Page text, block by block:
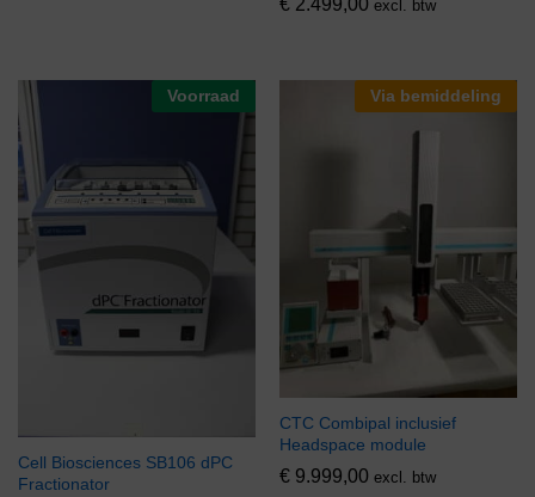
€ 2.499,00 excl. btw
Voorraad
Cell Biosciences SB106 dPC
Fractionator
Via bemiddeling
CTC Combipal inclusief
Headspace module
€ 9.999,00 excl. btw